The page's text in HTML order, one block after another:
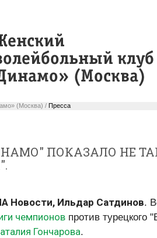
(Москва) / Пресса
ПОКАЗАЛО НЕ
Новости, Ильдар Сатдинов.
чемпионов против турецкого
Гончарова.